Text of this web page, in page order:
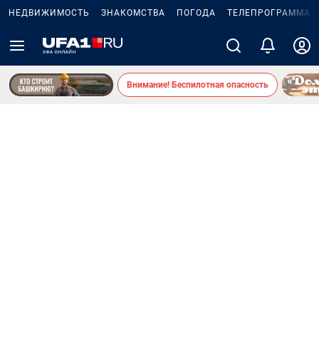
НЕДВИЖИМОСТЬ ЗНАКОМСТВА ПОГОДА ТЕЛЕПРОГРАММА
Внимание! Беспилотная опасность